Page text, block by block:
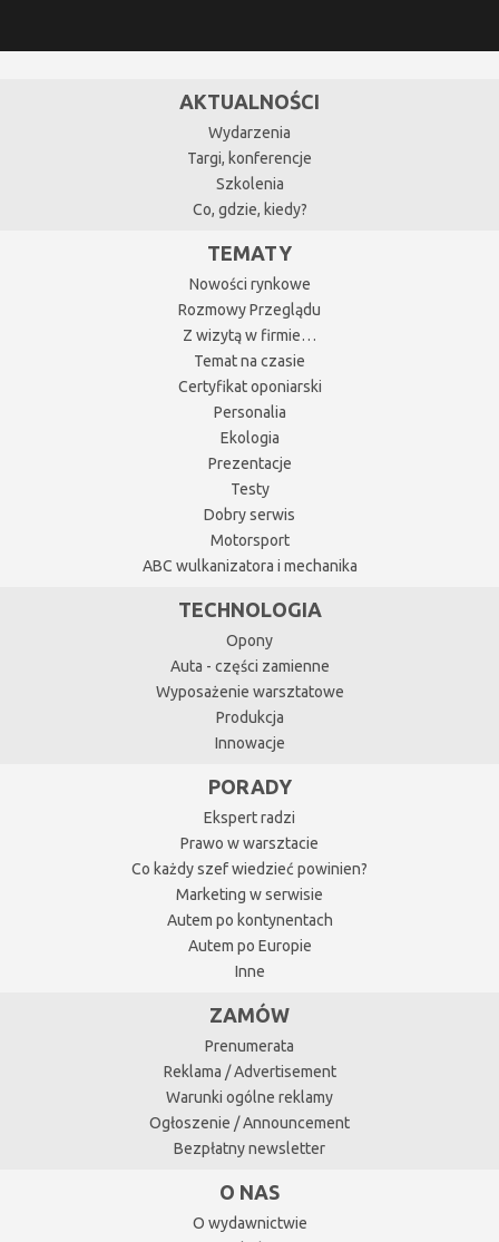
AKTUALNOŚCI
Wydarzenia
Targi, konferencje
Szkolenia
Co, gdzie, kiedy?
TEMATY
Nowości rynkowe
Rozmowy Przeglądu
Z wizytą w firmie…
Temat na czasie
Certyfikat oponiarski
Personalia
Ekologia
Prezentacje
Testy
Dobry serwis
Motorsport
ABC wulkanizatora i mechanika
TECHNOLOGIA
Opony
Auta - części zamienne
Wyposażenie warsztatowe
Produkcja
Innowacje
PORADY
Ekspert radzi
Prawo w warsztacie
Co każdy szef wiedzieć powinien?
Marketing w serwisie
Autem po kontynentach
Autem po Europie
Inne
ZAMÓW
Prenumerata
Reklama / Advertisement
Warunki ogólne reklamy
Ogłoszenie / Announcement
Bezpłatny newsletter
O NAS
O wydawnictwie